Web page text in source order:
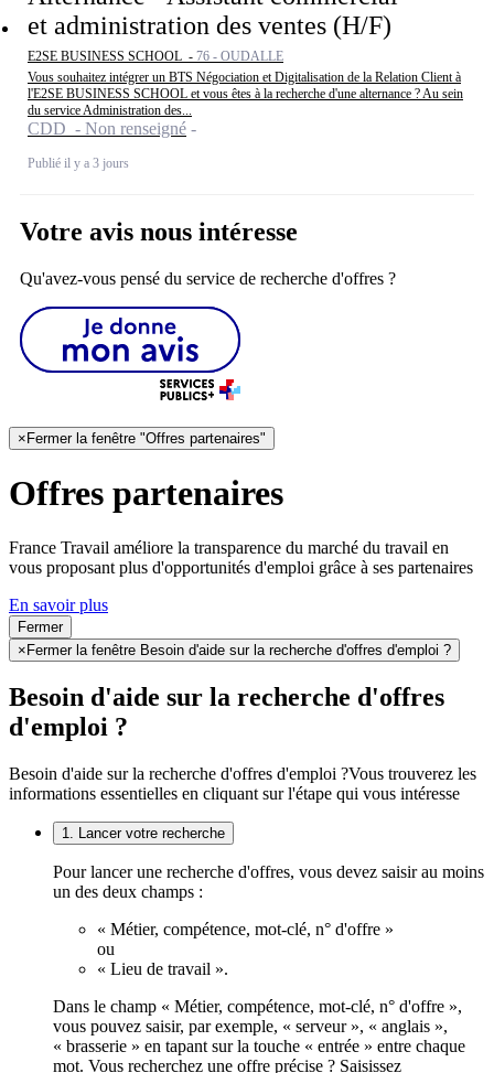
et administration des ventes (H/F)
E2SE BUSINESS SCHOOL - 76 - OUDALLE
Vous souhaitez intégrer un BTS Négociation et Digitalisation de la Relation Client à
l'E2SE BUSINESS SCHOOL et vous êtes à la recherche d'une alternance ? Au sein
du service Administration des...
CDD - Non renseigné
Publié il y a 3 jours
Votre avis nous intéresse
Qu'avez-vous pensé du service de recherche d'offres ?
×Fermer la fenêtre "Offres partenaires"
Offres partenaires
France Travail améliore la transparence du marché du travail en
vous proposant plus d'opportunités d'emploi grâce à ses partenaires
En savoir plus
Fermer
×Fermer la fenêtre Besoin d'aide sur la recherche d'offres d'emploi ?
Besoin d'aide sur la recherche d'offres
d'emploi ?
Besoin d'aide sur la recherche d'offres d'emploi ?Vous trouverez les
informations essentielles en cliquant sur l'étape qui vous intéresse
1. Lancer votre recherche
Pour lancer une recherche d'offres, vous devez saisir au moins
un des deux champs :
« Métier, compétence, mot-clé, n° d'offre »
ou
« Lieu de travail ».
Dans le champ « Métier, compétence, mot-clé, n° d'offre »,
vous pouvez saisir, par exemple, « serveur », « anglais »,
« brasserie » en tapant sur la touche « entrée » entre chaque
mot. Vous recherchez une offre précise ? Saisissez